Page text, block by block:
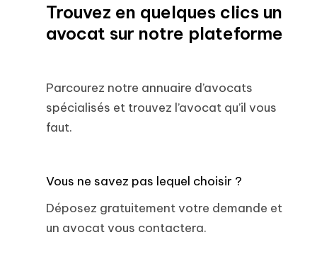
Trouvez en quelques clics un
avocat sur notre plateforme
Parcourez notre annuaire d’avocats
spécialisés et trouvez l’avocat qu’il vous
faut.
Vous ne savez pas lequel choisir ?
Déposez gratuitement votre demande et
un avocat vous contactera.